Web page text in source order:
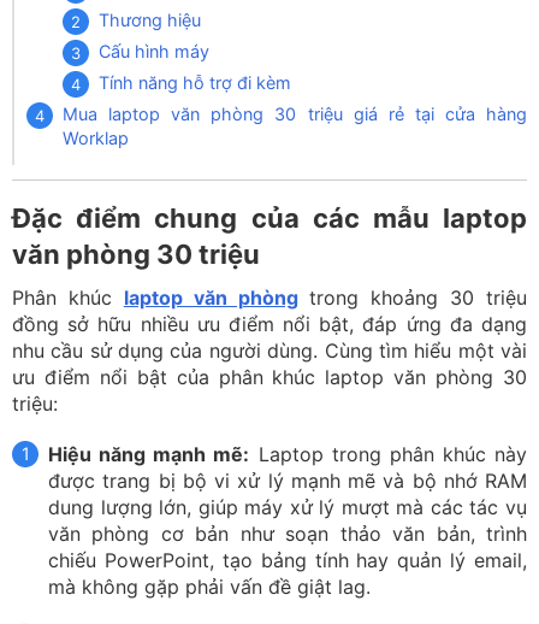
Thương hiệu
Cấu hình máy
Tính năng hỗ trợ đi kèm
Mua laptop văn phòng 30 triệu giá rẻ tại cửa hàng
Worklap
Đặc điểm chung của các mẫu laptop
văn phòng 30 triệu
Phân khúc laptop văn phòngtrong khoảng 30 triệu
đồng sở hữu nhiều ưu điểm nổi bật, đáp ứng đa dạng
nhu cầu sử dụng của người dùng. Cùng tìm hiểu một vài
ưu điểm nổi bật của phân khúc laptop văn phòng 30
triệu:
Hiệu năng mạnh mẽ: Laptop trong phân khúc này
được trang bị bộ vi xử lý mạnh mẽ và bộ nhớ RAM
dung lượng lớn, giúp máy xử lý mượt mà các tác vụ
văn phòng cơ bản như soạn thảo văn bản, trình
chiếu PowerPoint, tạo bảng tính hay quản lý email,
mà không gặp phải vấn đề giật lag.